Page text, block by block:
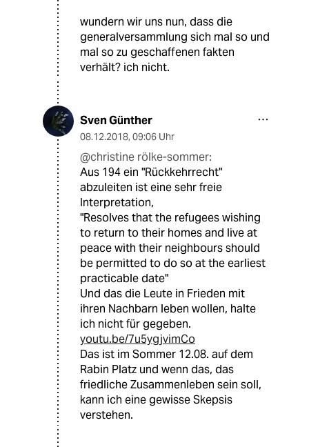
wundern wir uns nun, dass die
generalversammlung sich mal so und
mal so zu geschaffenen fakten
verhält? ich nicht.
Sven Günther
08.12.2018, 09:06 Uhr
@christine rölke-sommer:
Aus 194 ein "Rückkehrrecht"
abzuleiten ist eine sehr freie
Interpretation,
"Resolves that the refugees wishing
to return to their homes and live at
peace with their neighbours should
be permitted to do so at the earliest
practicable date"
Und das die Leute in Frieden mit
ihren Nachbarn leben wollen, halte
ich nicht für gegeben.
youtu.be/7u5ygjvimCo
Das ist im Sommer 12.08. auf dem
Rabin Platz und wenn das, das
friedliche Zusammenleben sein soll,
kann ich eine gewisse Skepsis
verstehen.